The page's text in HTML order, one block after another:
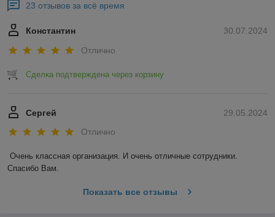
23 отзывов за всё время
30.07.2024
Константин
Отлично
Сделка подтверждена через корзину
29.05.2024
Сергей
Отлично
Очень классная организация. И очень отличные сотрудники.
Спасибо Вам.
Показать все отзывы